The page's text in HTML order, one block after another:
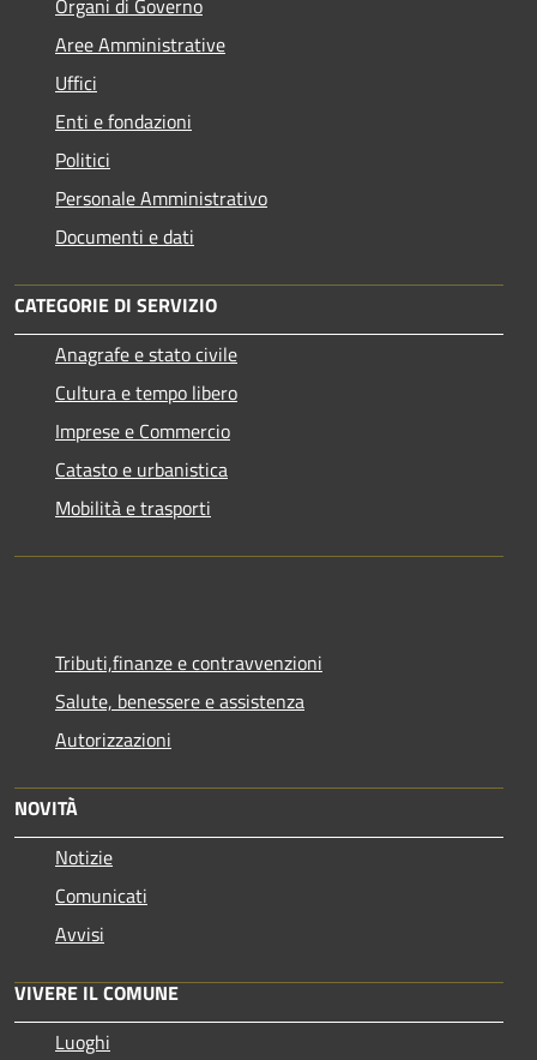
Aree Amministrative
Uffici
Enti e fondazioni
Politici
Personale Amministrativo
Documenti e dati
CATEGORIE DI SERVIZIO
Anagrafe e stato civile
Cultura e tempo libero
Imprese e Commercio
Catasto e urbanistica
Mobilità e trasporti
Tributi,finanze e contravvenzioni
Salute, benessere e assistenza
Autorizzazioni
NOVITÀ
Notizie
Comunicati
Avvisi
VIVERE IL COMUNE
Luoghi